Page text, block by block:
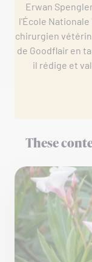
Erwan
l'École
chirurgien
de Goodflair en
il rédige et
These